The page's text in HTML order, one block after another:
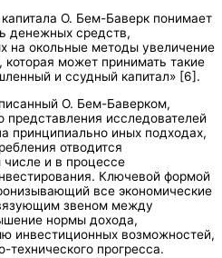
О. Бем-Баверк понимает
денежных средств,
на окольные методы увеличение
может принимать такие
и ссудный капитал» [6].
О. Бем-Баверком,
представления исследователей
принципиально иных подходах,
отводится
и в процессе
Ключевой формой
все экономические
звеном между
нормы дохода,
инвестиционных возможностей,
технического прогресса.